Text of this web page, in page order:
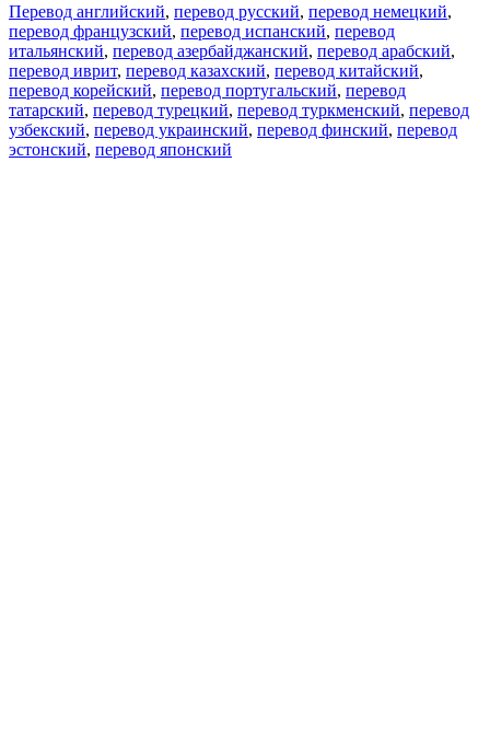
Перевод английский, перевод русский, перевод немецкий,
перевод французский, перевод испанский, перевод
итальянский, перевод азербайджанский, перевод арабский,
перевод иврит, перевод казахский, перевод китайский,
перевод корейский, перевод португальский, перевод
татарский, перевод турецкий, перевод туркменский, перевод
узбекский, перевод украинский, перевод финский, перевод
эстонский, перевод японский